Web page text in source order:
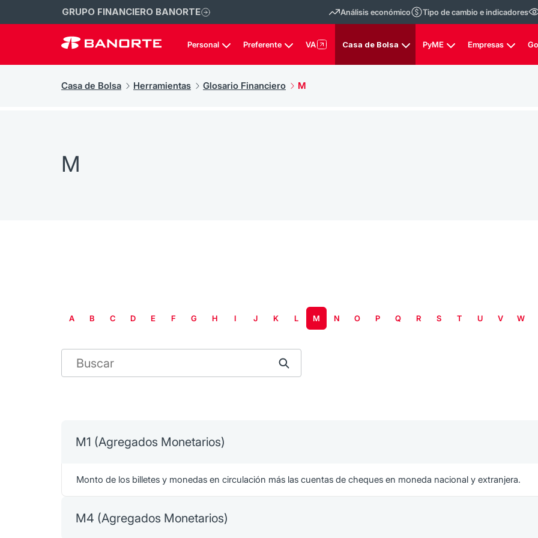
GRUPO FINANCIERO BANORTE Análisis económico Tipo de cambio e indicadores
Personal Preferente VA Casa de Bolsa PyME Empresas
Casa de Bolsa Herramientas Glosario Financiero M
M
A B C D E F G H I J K L M N O P Q R S T U V W
M1 (Agregados Monetarios)
Monto de los billetes y monedas en circulación más las cuentas de cheques en moneda nacional y extranjera.
M4 (Agregados Monetarios)